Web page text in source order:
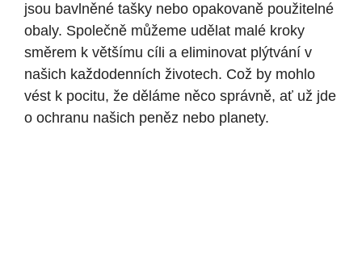
jsou bavlněné tašky nebo opakovaně použitelné
obaly. Společně můžeme udělat malé kroky
směrem k většímu cíli a eliminovat plýtvání v
našich každodenních životech. Což by mohlo
vést k pocitu, že děláme něco správně, ať už jde
o ochranu našich peněz nebo planety.